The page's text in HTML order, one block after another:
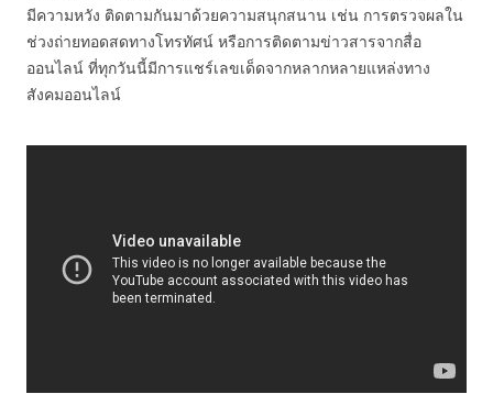
มีความหวัง ติดตามกันมาด้วยความสนุกสนาน เช่น การตรวจผลใน
ช่วงถ่ายทอดสดทางโทรทัศน์ หรือการติดตามข่าวสารจากสื่อ
ออนไลน์ ที่ทุกวันนี้มีการแชร์เลขเด็ดจากหลากหลายแหล่งทาง
สังคมออนไลน์